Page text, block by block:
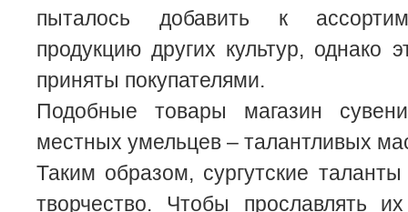
пыталось добавить к
продукцию других культур, однако
приняты покупателями.
Подобные товары магазин
местных умельцев – талантливых
Таким образом, сургутские
творчество. Чтобы прославлять